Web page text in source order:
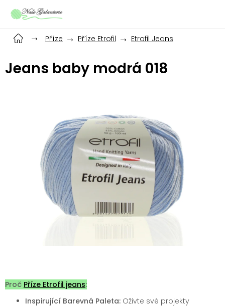
Příze
Příze Etrofil Etrofil Jeans
Jeans baby modrá 018
Proč Příze Etrofil jeans:
Inspirující Barevná Paleta: Oživte své projekty